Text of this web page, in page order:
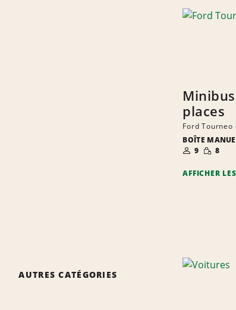
places
Ford
BOÎTE
NOMBRE DE
PERSONNES
9 PETITE
8
AFFICHER
AUTRES CATÉGORIES